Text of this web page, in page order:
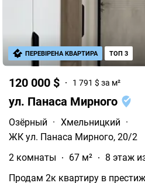
120 000 $ 1 791 $ за м²
ул. Панаса Мирного
Озёрный · Хмельницкий ·
ЖК ул. Панаса Мирного, 20/2
2 комнаты
67 м²
8 этаж
Продам 2к квартиру в
ПЕРЕВІРЕНА КВАРТИРА ТОП 3